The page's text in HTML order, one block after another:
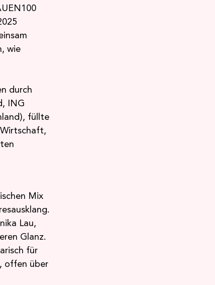
wie
durch
ING
füllte
Mix
Lau,
Glanz.
für
offen über